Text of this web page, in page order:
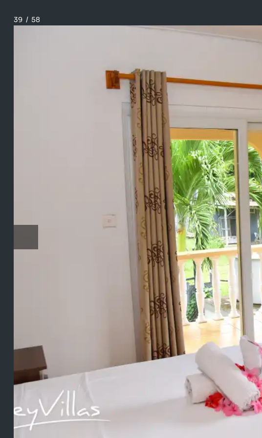
39 / 58